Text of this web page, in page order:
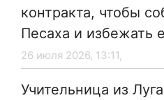
контракта, чтобы
Песаха и избежать
26 июля 2026, 13:11,
Учительница из